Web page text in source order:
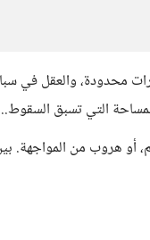
محدودة، والعقل في
التي تسبق
أو هروب من المواجهة.